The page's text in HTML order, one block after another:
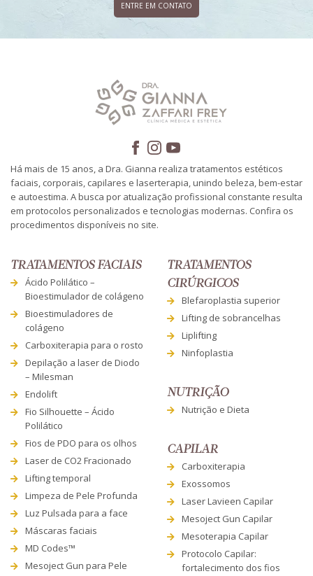
ENTRE EM CONTATO
Há mais de 15 anos, a Dra. Gianna realiza tratamentos estéticos
faciais, corporais, capilares e laserterapia, unindo beleza, bem-estar
e autoestima. A busca por atualização profissional constante resulta
em protocolos personalizados e tecnologias modernas. Confira os
procedimentos disponíveis no site.
TRATAMENTOS FACIAIS
Ácido Polilático –
Bioestimulador de colágeno
Bioestimuladores de
colágeno
Carboxiterapia para o rosto
Depilação a laser de Diodo
– Milesman
Endolift
Fio Silhouette – Ácido
Polilático
Fios de PDO para os olhos
Laser de CO2 Fracionado
Lifting temporal
Limpeza de Pele Profunda
Luz Pulsada para a face
Máscaras faciais
MD Codes™
Mesoject Gun para Pele
TRATAMENTOS
CIRÚRGICOS
Blefaroplastia superior
Lifting de sobrancelhas
Liplifting
Ninfoplastia
NUTRIÇÃO
Nutrição e Dieta
CAPILAR
Carboxiterapia
Exossomos
Laser Lavieen Capilar
Mesoject Gun Capilar
Mesoterapia Capilar
Protocolo Capilar:
fortalecimento dos fios